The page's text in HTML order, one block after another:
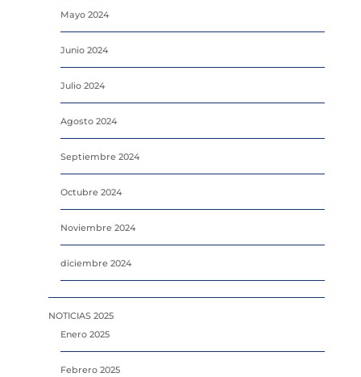
Mayo 2024
Junio 2024
Julio 2024
Agosto 2024
Septiembre 2024
Octubre 2024
Noviembre 2024
diciembre 2024
NOTICIAS 2025
Enero 2025
Febrero 2025